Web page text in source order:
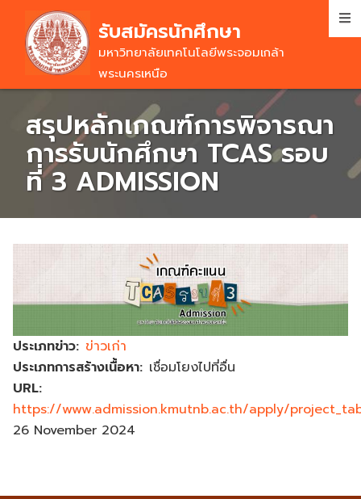
main
content
รับสมัครนักศึกษา
มหาวิทยาลัยเทคโนโลยีพระจอมเกล้า
พระนครเหนือ
สรุปหลักเกณฑ์การพิจารณา
การรับนักศึกษา TCAS รอบ
ที่ 3 ADMISSION
ประเภทข่าว ข่าวเก่า
ประเภทการสร้างเนื้อหา เชื่อมโยงไปที่อื่น
URL
https://www.admission.kmutnb.ac.th/apply/
26 November 2024